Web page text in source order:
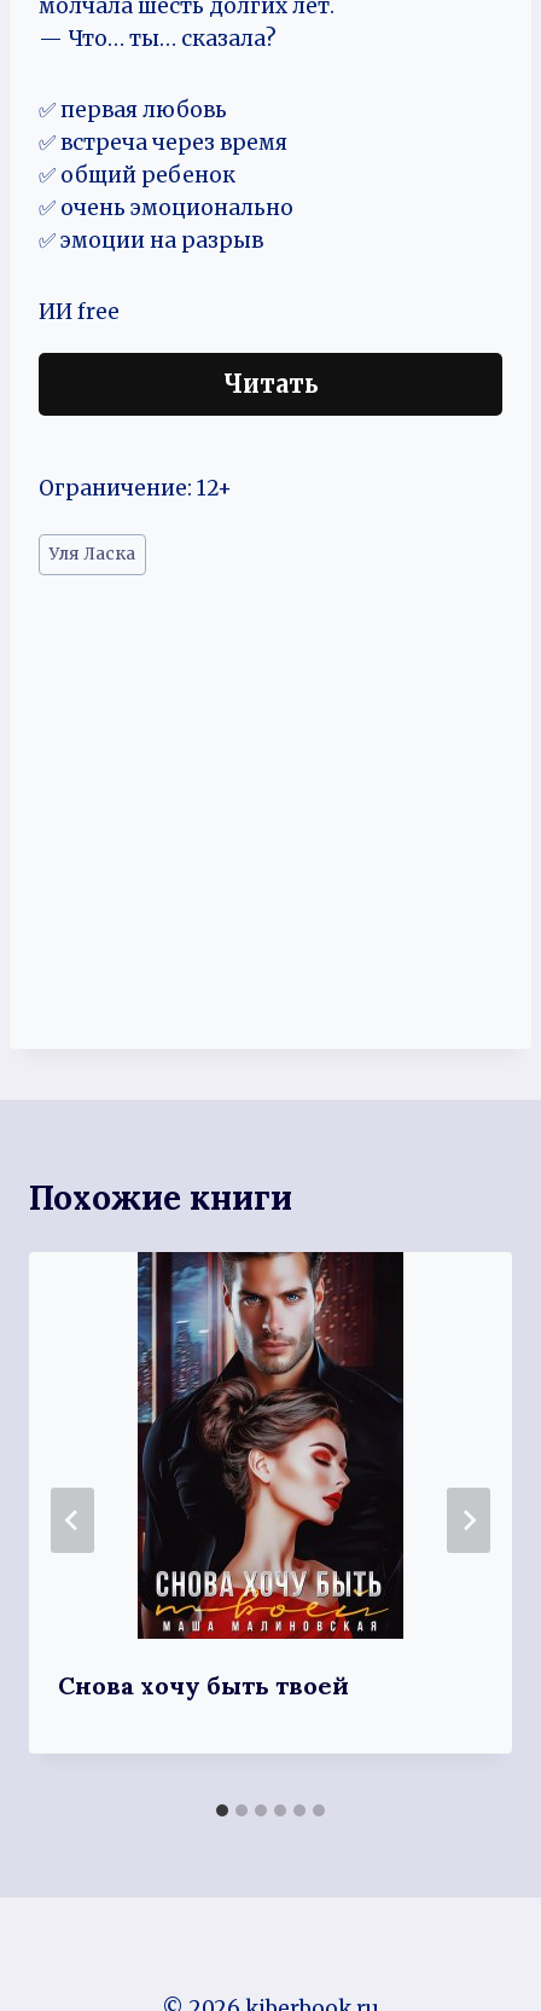
молчала шесть долгих лет.
— Что… ты… сказала?
✅ первая любовь
✅ встреча через время
✅ общий ребенок
✅ очень эмоционально
✅ эмоции на разрыв
ИИ free
Читать
Ограничение: 12+
Метки
записи:
Уля Ласка
Похожие книги
Снова хочу быть твоей